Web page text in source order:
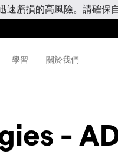
虧損的高風險。請確保
學習 關於我們
-